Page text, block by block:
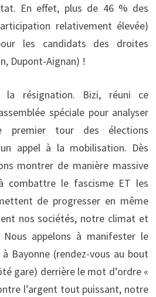
En effet, plus de 46 % des
relativement élevée)
les candidats des droites
Dupont-Aignan) !
la résignation. Bizi, réuni ce
spéciale pour analyser
premier tour des élections
appel à la mobilisation. Dès
montrer de manière massive
combattre le fascisme ET les
de progresser en même
nos sociétés, notre climat et
Nous appelons à manifester le
Bayonne (rendez-vous au bout
gare) derrière le mot d’ordre «
l’argent tout puissant, notre